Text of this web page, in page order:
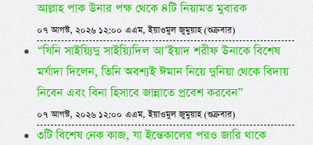
আল্লাহ পাক উনার পক্ষ থেকে ৪টি নিয়ামত মুবারক
০৭ আগস্ট, ২০২৬ ১২:০০ এএম, ইয়াওমুল জুমুয়াহ (শুক্রবার)
“যিনি সাইয়্যিদু সাইয়্যিদিল আ’ইয়াদ শরীফ উনাকে বিশেষ
মর্যাদা দিলেন, তিনি অবশ্যই ঈমান নিয়ে দুনিয়া থেকে বিদায়
নিবেন এবং বিনা হিসাবে জান্নাতে প্রবেশ করবেন”
০৭ আগস্ট, ২০২৬ ১২:০০ এএম, ইয়াওমুল জুমুয়াহ (শুক্রবার)
৩টি বিশেষ নেক কাজ, যা ইন্তেকালের পরও জারি থাকে